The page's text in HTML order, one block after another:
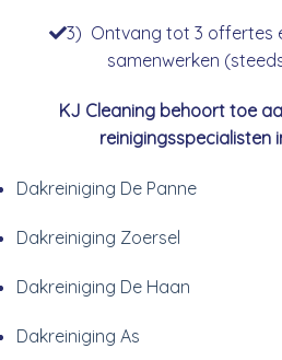
3) Ontvang tot 3 offertes
samenwerken
KJ Cleaning behoort toe
reinigingsspecialisten
Dakreiniging De Panne
Dakreiniging Zoersel
Dakreiniging De Haan
Dakreiniging As